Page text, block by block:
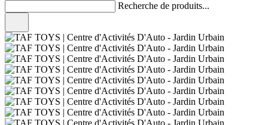
Recherche de produits...